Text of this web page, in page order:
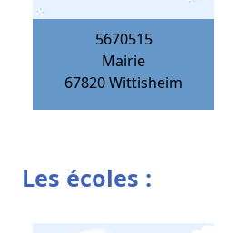
5670515
Mairie
67820Wittisheim
Les écoles :